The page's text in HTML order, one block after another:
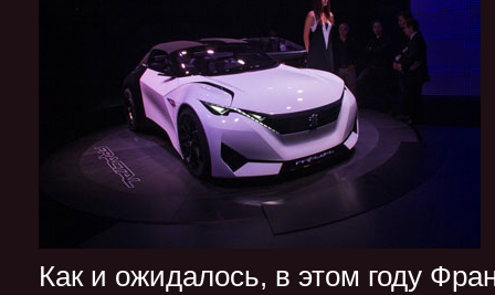
Как и ожидалось, в этом году